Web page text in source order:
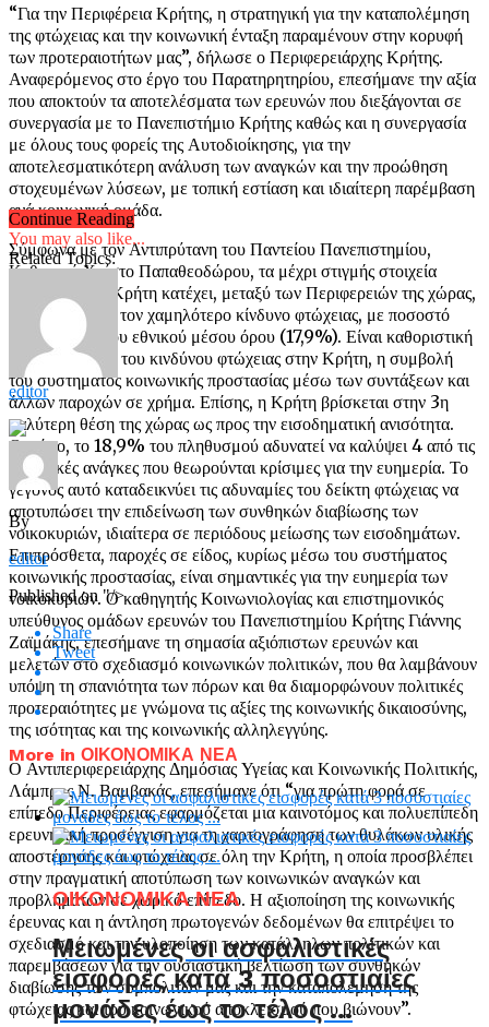
“Για την Περιφέρεια Κρήτης, η στρατηγική για την καταπολέμηση
της φτώχειας και την κοινωνική ένταξη παραμένουν στην κορυφή
των προτεραιοτήτων μας”, δήλωσε ο Περιφερειάρχης Κρήτης.
Αναφερόμενος στο έργο του Παρατηρητηρίου, επεσήμανε την αξία
που αποκτούν τα αποτελέσματα των ερευνών που διεξάγονται σε
συνεργασία με το Πανεπιστήμιο Κρήτης καθώς και η συνεργασία
με όλους τους φορείς της Αυτοδιοίκησης, για την
αποτελεσματικότερη ανάλυση των αναγκών και την προώθηση
στοχευμένων λύσεων, με τοπική εστίαση και ιδιαίτερη παρέμβαση
ανά κοινωνική ομάδα.
Σύμφωνα με τον Αντιπρύτανη του Παντείου Πανεπιστημίου,
Καθηγητή Χρίστο Παπαθεοδώρου, τα μέχρι στιγμής στοιχεία
δείχνουν ότι η Κρήτη κατέχει, μεταξύ των Περιφερειών της χώρας,
την 3η θέση με τον χαμηλότερο κίνδυνο φτώχειας, με ποσοστό
15,2%, κάτω του εθνικού μέσου όρου (17,9%). Είναι καθοριστική
στην άμβλυνση του κινδύνου φτώχειας στην Κρήτη, η συμβολή
του συστήματος κοινωνικής προστασίας μέσω των συντάξεων και
άλλων παροχών σε χρήμα. Επίσης, η Κρήτη βρίσκεται στην 3η
καλύτερη θέση της χώρας ως προς την εισοδηματική ανισότητα.
Ωστόσο, το 18,9% του πληθυσμού αδυνατεί να καλύψει 4 από τις
9 βασικές ανάγκες που θεωρούνται κρίσιμες για την ευημερία. Το
γεγονός αυτό καταδεικνύει τις αδυναμίες του δείκτη φτώχειας να
αποτυπώσει την επιδείνωση των συνθηκών διαβίωσης των
νοικοκυριών, ιδιαίτερα σε περιόδους μείωσης των εισοδημάτων.
Επιπρόσθετα, παροχές σε είδος, κυρίως μέσω του συστήματος
κοινωνικής προστασίας, είναι σημαντικές για την ευημερία των
νοικοκυριών. Ο καθηγητής Κοινωνιολογίας και επιστημονικός
υπεύθυνος ομάδων ερευνών του Πανεπιστημίου Κρήτης Γιάννης
Ζαϊμάκης, επεσήμανε τη σημασία αξιόπιστων ερευνών και
μελετών στο σχεδιασμό κοινωνικών πολιτικών, που θα λαμβάνουν
υπόψη τη σπανιότητα των πόρων και θα διαμορφώνουν πολιτικές
προτεραιότητες με γνώμονα τις αξίες της κοινωνικής δικαιοσύνης,
της ισότητας και της κοινωνικής αλληλεγγύης.
Ο Αντιπεριφερειάρχης Δημόσιας Υγείας και Κοινωνικής Πολιτικής,
Λάμπρος Ν. Βαμβακάς, επεσήμανε ότι “για πρώτη φορά σε
επίπεδο Περιφέρειας εφαρμόζεται μια καινοτόμος και πολυεπίπεδη
ερευνητική προσέγγιση για τη χαρτογράφηση των θυλάκων υλικής
αποστέρησης και φτώχειας σε όλη την Κρήτη, η οποία προσβλέπει
στην πραγματική αποτύπωση των κοινωνικών αναγκών και
προβλημάτων σε χωρικό επίπεδο. Η αξιοποίηση της κοινωνικής
έρευνας και η άντληση πρωτογενών δεδομένων θα επιτρέψει το
σχεδιασμό και την υλοποίηση των κατάλληλων πολιτικών και
παρεμβάσεων για την ουσιαστική βελτίωση των συνθηκών
διαβίωσης των συμπολιτών μας και την καταπολέμηση της
φτώχειας και του κοινωνικού αποκλεισμού που βιώνουν”.
Continue Reading
You may also like...
Related Topics:
editor
By
editor
Published on "/>
Share
Tweet
More in ΟΙΚΟΝΟΜΙΚΑ ΝΕΑ
ΟΙΚΟΝΟΜΙΚΑ ΝΕΑ
Μειωμένες οι ασφαλιστικές
εισφορές κατά 3 ποσοστιαίες
μονάδες έως το τέλος …